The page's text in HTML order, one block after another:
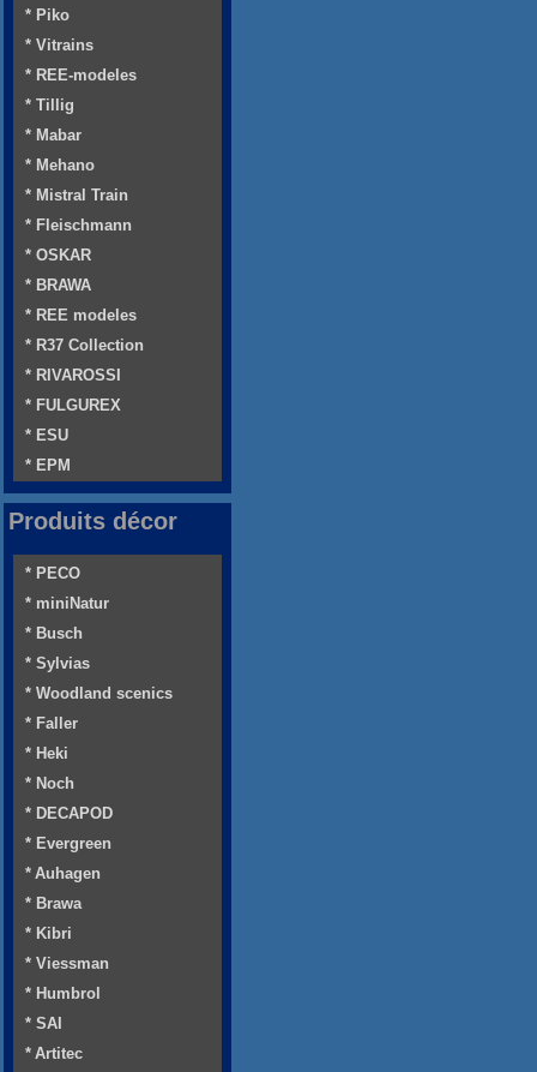
* Piko
* Vitrains
* REE-modeles
* Tillig
* Mabar
* Mehano
* Mistral Train
* Fleischmann
* OSKAR
* BRAWA
* REE modeles
* R37 Collection
* RIVAROSSI
* FULGUREX
* ESU
* EPM
Produits décor
* PECO
* miniNatur
* Busch
* Sylvias
* Woodland scenics
* Faller
* Heki
* Noch
* DECAPOD
* Evergreen
* Auhagen
* Brawa
* Kibri
* Viessman
* Humbrol
* SAI
* Artitec